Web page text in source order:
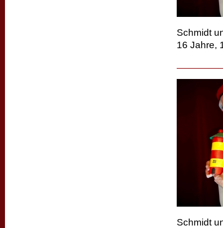
Schmidt
16 Jahre,
Schmidt